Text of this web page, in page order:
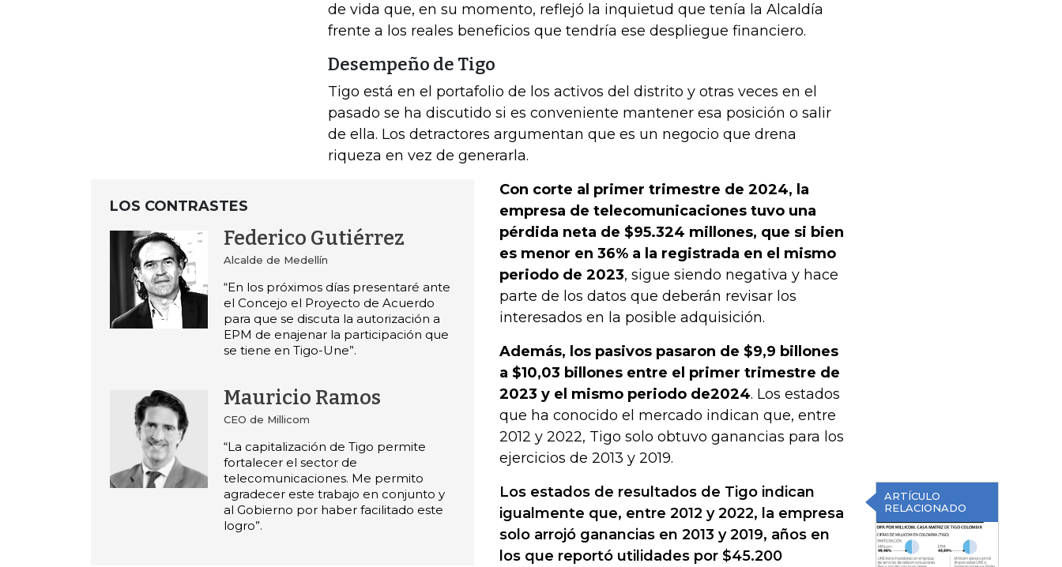
de vida que, en su momento, reflejó la inquietud que tenía la Alcaldía
frente a los reales beneficios que tendría ese despliegue financiero.
Desempeño de Tigo
Tigo está en el portafolio de los activos del distrito y otras veces en el
pasado se ha discutido si es conveniente mantener esa posición o salir
de ella. Los detractores argumentan que es un negocio que drena
riqueza en vez de generarla.
LOS CONTRASTES
Federico Gutiérrez
Alcalde de Medellín
“En los próximos días presentaré ante
el Concejo el Proyecto de Acuerdo
para que se discuta la autorización a
EPM de enajenar la participación que
se tiene en Tigo-Une”.
Mauricio Ramos
CEO de Millicom
“La capitalización de Tigo permite
fortalecer el sector de
telecomunicaciones. Me permito
agradecer este trabajo en conjunto y
al Gobierno por haber facilitado este
logro”.
Con corte al primer trimestre de 2024, la
empresa de telecomunicaciones tuvo una
pérdida neta de $95.324 millones, que si bien
es menor en 36% a la registrada en el mismo
periodo de 2023, sigue siendo negativa y hace
parte de los datos que deberán revisar los
interesados en la posible adquisición.
Además, los pasivos pasaron de $9,9 billones
a $10,03 billones entre el primer trimestre de
2023 y el mismo periodo de2024. Los estados
que ha conocido el mercado indican que, entre
2012 y 2022, Tigo solo obtuvo ganancias para los
ejercicios de 2013 y 2019.
ARTÍCULO
RELACIONADO
Los estados de resultados de Tigo indican
igualmente que, entre 2012 y 2022, la empresa
solo arrojó ganancias en 2013 y 2019, años en
los que reportó utilidades por $45.200